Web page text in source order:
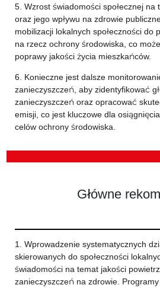
5. Wzrost świadomości społecznej na
oraz jego wpływu na zdrowie
mobilizacji lokalnych społeczności do
na rzecz ochrony środowiska, co
poprawy jakości życia mieszkańców.
6. Konieczne jest dalsze
zanieczyszczeń, aby zidentyfikować
zanieczyszczeń oraz opracować
emisji, co jest kluczowe dla
celów ochrony środowiska.
Główne
1. Wprowadzenie systematycznych
skierowanych do społeczności
świadomości na temat jakości
zanieczyszczeń na zdrowie.